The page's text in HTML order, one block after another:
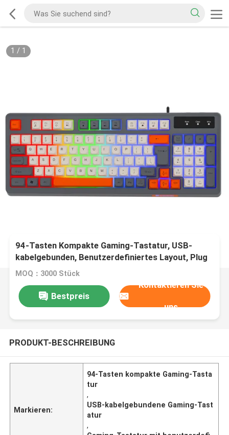
1 / 1
94-Tasten Kompakte Gaming-Tastatur, USB-
kabelgebunden, Benutzerdefiniertes Layout, Plug
& Play
MOQ：3000 Stück
Bestpreis
Kontaktieren Sie
uns
PRODUKT-BESCHREIBUNG
Markieren:
94-Tasten kompakte Gaming-Tasta
tur
,
USB-kabelgebundene Gaming-Tast
atur
,